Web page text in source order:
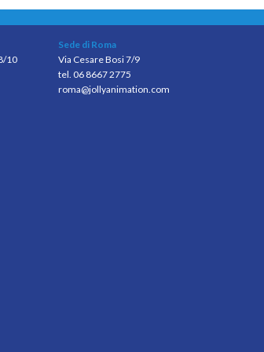
10
Sede di Roma
Via Cesare Bosi 7/9
tel. 06 8667 2775
roma@jollyanimation.com